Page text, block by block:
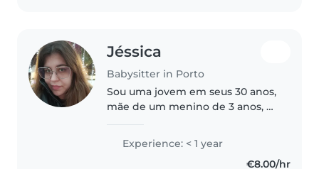
Jéssica
Babysitter in Porto
Sou uma jovem em seus 30 anos,
mãe de um menino de 3 anos, e
babysitting. Tenho experiência
com crianças pois já trabalhei
num cento de estudos e sou..
Experience: < 1 year
€8.00/hr